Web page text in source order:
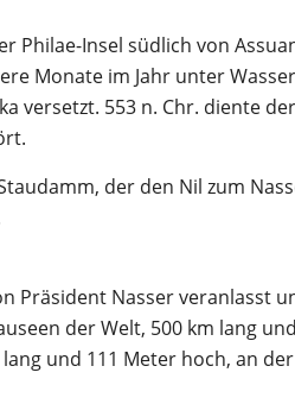
Philae-Insel südlich von
Monate im Jahr unter
versetzt. 553 n. Chr. diente
der den Nil zum
Präsident Nasser veranlasst
der Welt, 500 km lang
und 111 Meter hoch, an